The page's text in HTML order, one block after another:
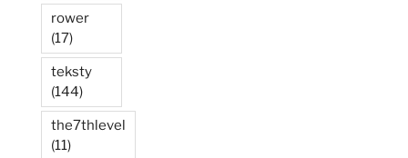
rower
(17)
teksty
(144)
the7thlevel
(11)